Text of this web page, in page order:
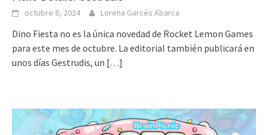
octubre 8, 2024 Lorena Garcés Abarca
Dino Fiesta no es la única novedad de Rocket Lemon Games
para este mes de octubre. La editorial también publicará en
unos días Gestrudis, un […]